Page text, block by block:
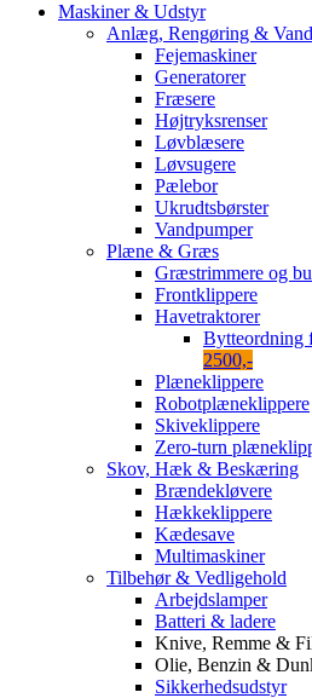
Maskiner & Udstyr
Anlæg, Rengøring & Vand
Fejemaskiner
Generatorer
Fræsere
Højtryksrenser
Løvblæsere
Løvsugere
Pælebor
Ukrudtsbørster
Vandpumper
Plæne & Græs
Græstrimmere og
Frontklippere
Havetraktorer
Bytteordning
2500,-
Plæneklippere
Robotplæneklippere
Skiveklippere
Zero-turn
Skov, Hæk & Beskæring
Brændekløvere
Hækkeklippere
Kædesave
Multimaskiner
Tilbehør & Vedligehold
Arbejdslamper
Batteri & ladere
Knive, Remme &
Olie, Benzin &
Sikkerhedsudstyr